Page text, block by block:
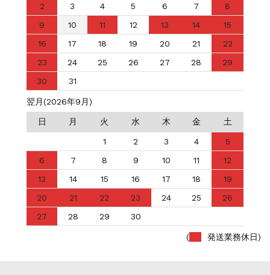
2
3 4 5 6 7
8
9
10 11 12 13 14
15
16
17 18 19 20 21
22
23
24 25 26 27 28
29
30
31
翌月(2026年9月)
日 月 火 水 木 金 土
1 2 3 4
5
6
7 8 9 10 11
12
13
14 15 16 17 18
19
20
21 22 23 24 25
26
27
28 29 30
( 発送業務休日)